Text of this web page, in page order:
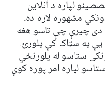
لپاره د آنلاین
مشهوره لاره ده.
دی چیرې چې تاسو هغه
په سټاک کې پلورئ.
ستاسو له پلورنځي
لپاره امر پوره کوي